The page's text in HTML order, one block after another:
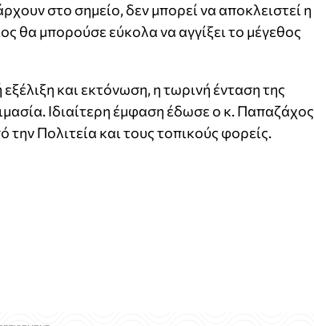
στο σημείο, δεν μπορεί να αποκλειστεί η
θα μπορούσε εύκολα να αγγίξει το μέγεθος
και εκτόνωση, η τωρινή ένταση της
Ιδιαίτερη έμφαση έδωσε ο κ. Παπαζάχος
Πολιτεία και τους τοπικούς φορείς.